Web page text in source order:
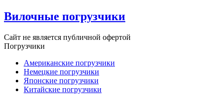
Вилочные погрузчики
Сайт не является публичной офертой
Погрузчики
Американские погрузчики
Немецкие погрузчики
Японские погрузчики
Китайские погрузчики